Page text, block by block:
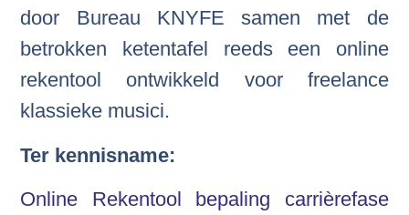
door Bureau KNYFE samen met de
betrokken ketentafel reeds een online
rekentool ontwikkeld voor freelance
klassieke musici.
Ter kennisname:
Online Rekentool bepaling carrièrefase